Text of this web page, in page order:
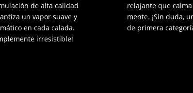
de alta calidad
un vapor suave y
en cada calada.
irresistible!
relajante que
mente. ¡Sin duda,
de primera